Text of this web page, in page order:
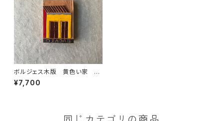
ボルジェス木版 黄色い家 B
ACARO BORGES
¥7,700